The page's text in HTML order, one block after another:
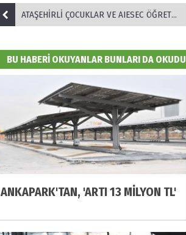
ATAŞEHİRLİ ÇOCUKLAR VE AIESEC ÖĞRETMENLERİ BİR ARADA
BU HABERİ OKUYANLAR BUNLARI DA OKUDU
ANKAPARK'TAN, 'ARTI 13 MİLYON TL'